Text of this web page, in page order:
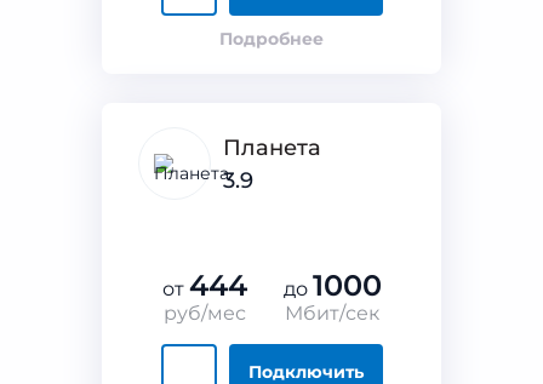
Подробнее
Планета
3.9
от 444
руб/мес
до 1000
Мбит/сек
Подключить